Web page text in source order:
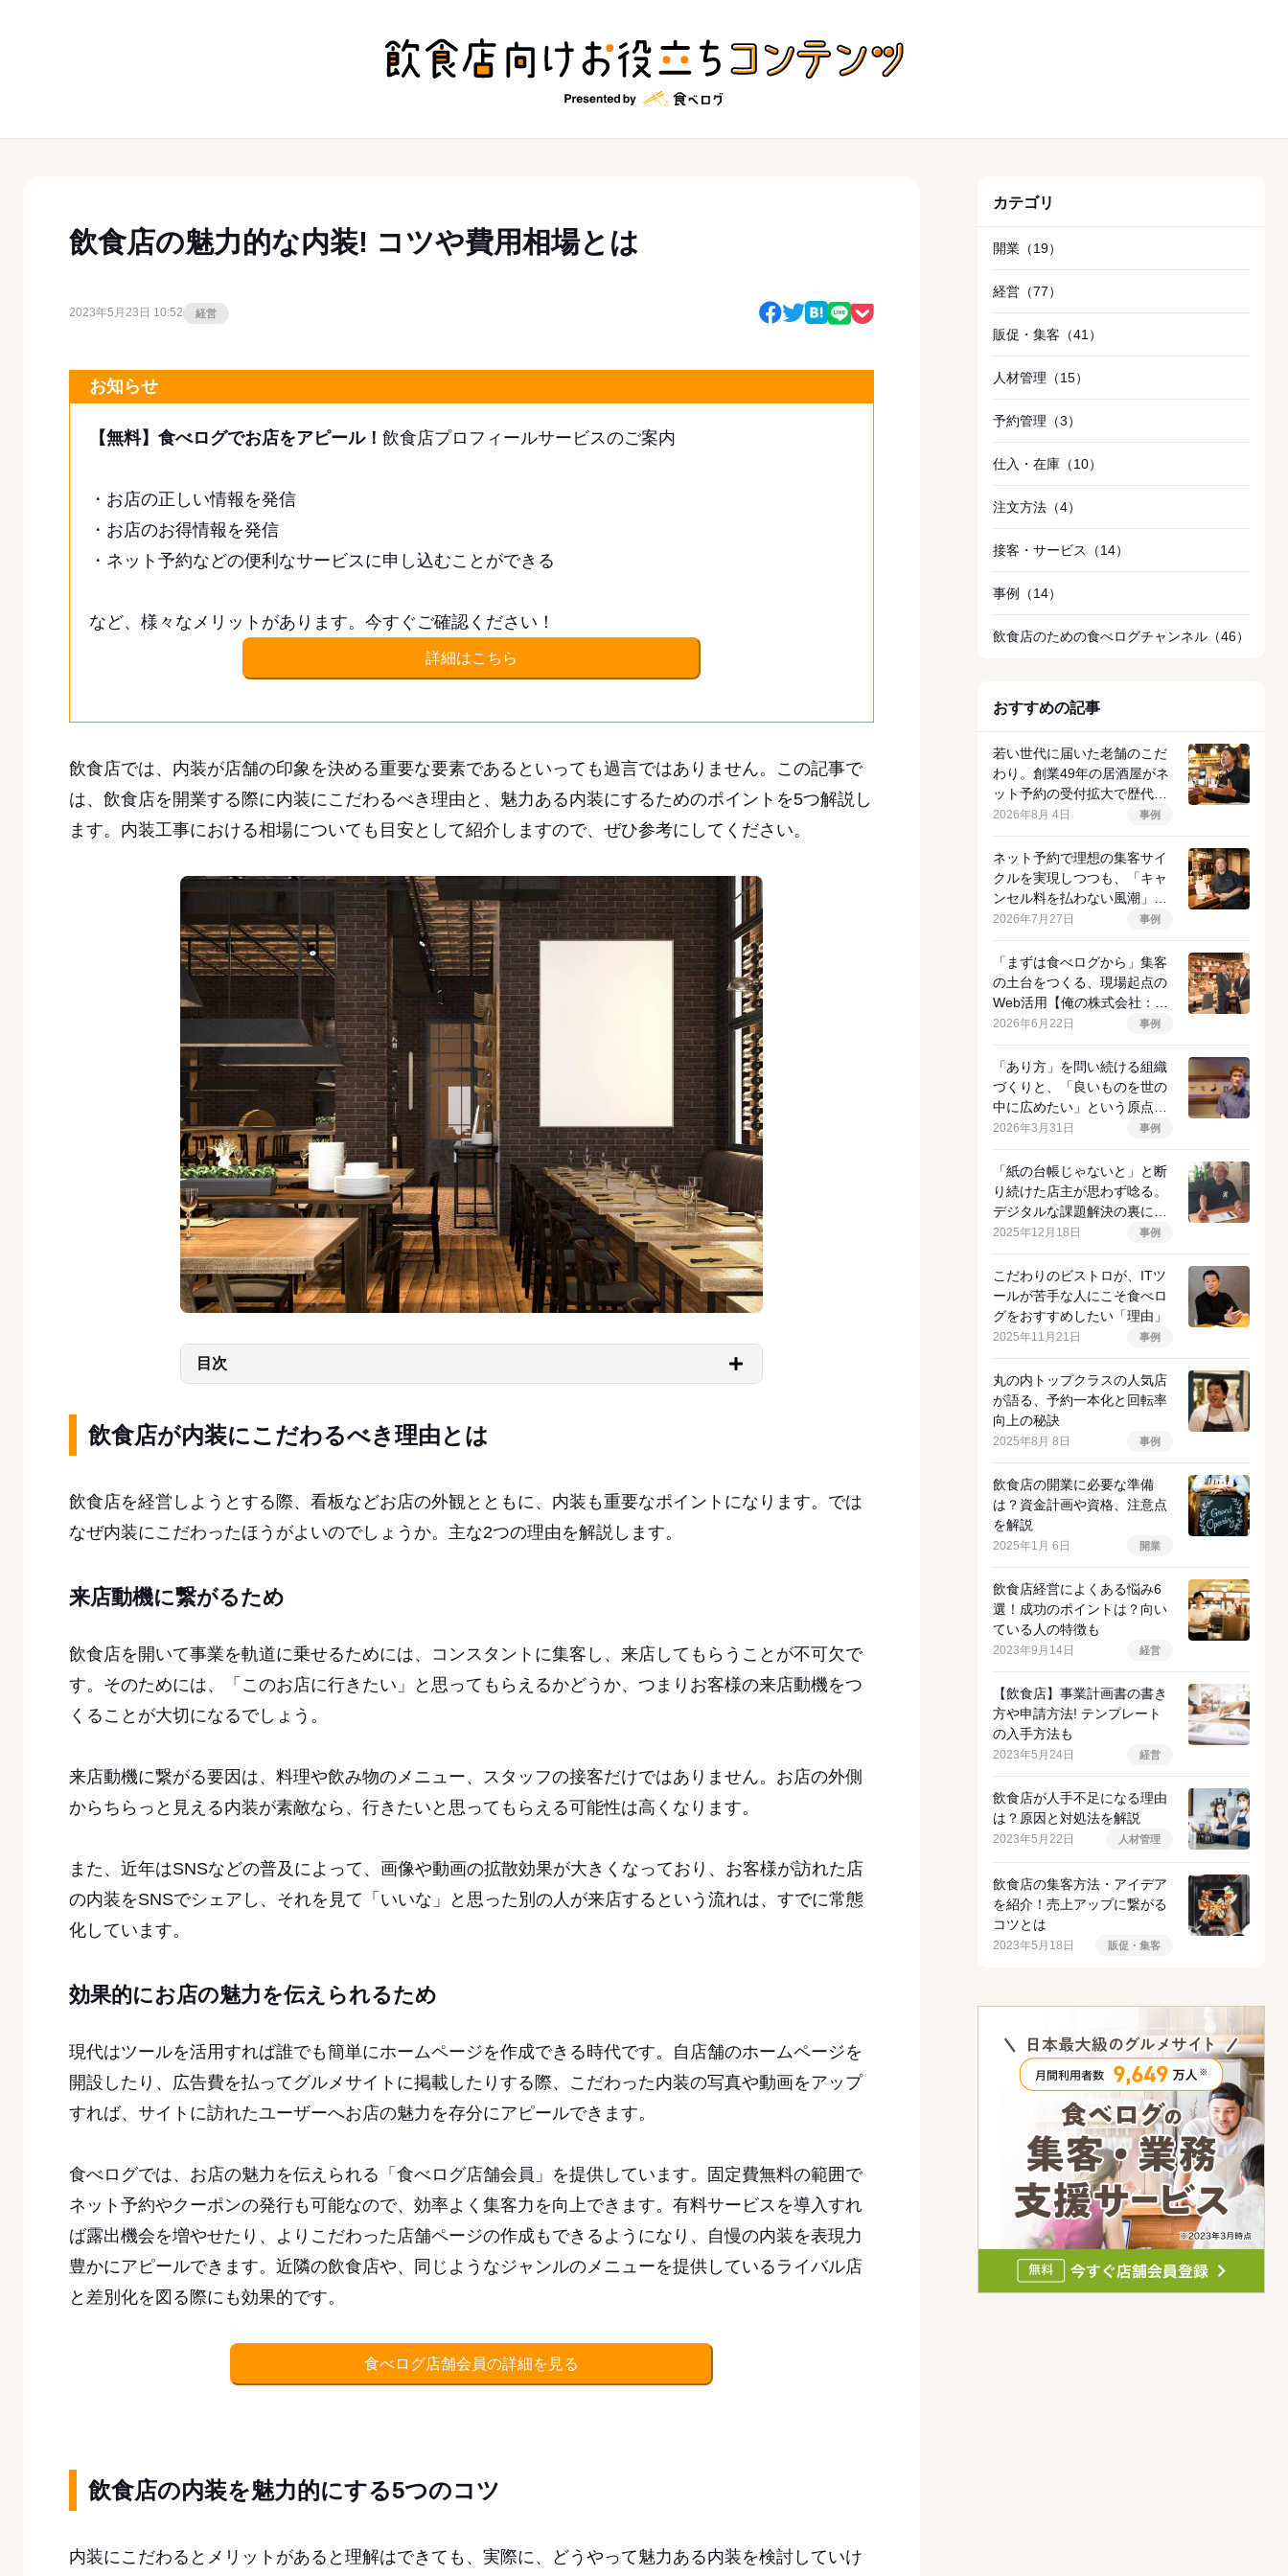
飲食店の魅力的な内装! コツや費用相場とは
2023年5月23日 10:52 経営
お知らせ
【無料】食べログでお店をアピール！ 飲食店プロフィールサービスのご案内
・お店の正しい情報を発信
・お店のお得情報を発信
・ネット予約などの便利なサービスに申し込むことができる
など、様々なメリットがあります。今すぐご確認ください！
詳細はこちら
飲食店では、内装が店舗の印象を決める重要な要素であるといっても過言ではありません。この記事で
は、飲食店を開業する際に内装にこだわるべき理由と、魅力ある内装にするためのポイントを5つ解説し
ます。内装工事における相場についても目安として紹介しますので、ぜひ参考にしてください。
目次
飲食店が内装にこだわるべき理由とは
飲食店を経営しようとする際、看板などお店の外観とともに、内装も重要なポイントになります。では
なぜ内装にこだわったほうがよいのでしょうか。主な2つの理由を解説します。
来店動機に繋がるため
飲食店を開いて事業を軌道に乗せるためには、コンスタントに集客し、来店してもらうことが不可欠で
す。そのためには、「このお店に行きたい」と思ってもらえるかどうか、つまりお客様の来店動機をつ
くることが大切になるでしょう。
来店動機に繋がる要因は、料理や飲み物のメニュー、スタッフの接客だけではありません。お店の外側
からちらっと見える内装が素敵なら、行きたいと思ってもらえる可能性は高くなります。
また、近年はSNSなどの普及によって、画像や動画の拡散効果が大きくなっており、お客様が訪れた店
の内装をSNSでシェアし、それを見て「いいな」と思った別の人が来店するという流れは、すでに常態
化しています。
効果的にお店の魅力を伝えられるため
現代はツールを活用すれば誰でも簡単にホームページを作成できる時代です。自店舗のホームページを
開設したり、広告費を払ってグルメサイトに掲載したりする際、こだわった内装の写真や動画をアップ
すれば、サイトに訪れたユーザーへお店の魅力を存分にアピールできます。
食べログでは、お店の魅力を伝えられる「食べログ店舗会員」を提供しています。固定費無料の範囲で
ネット予約やクーポンの発行も可能なので、効率よく集客力を向上できます。有料サービスを導入すれ
ば露出機会を増やせたり、よりこだわった店舗ページの作成もできるようになり、自慢の内装を表現力
豊かにアピールできます。近隣の飲食店や、同じようなジャンルのメニューを提供しているライバル店
と差別化を図る際にも効果的です。
食べログ店舗会員の詳細を見る
飲食店の内装を魅力的にする5つのコツ
内装にこだわるとメリットがあると理解はできても、実際に、どうやって魅力ある内装を検討していけ
カテゴリ
開業 （19）
経営 （77）
販促・集客 （41）
人材管理 （15）
予約管理 （3）
仕入・在庫 （10）
注文方法 （4）
接客・サービス （14）
事例 （14）
飲食店のための食べログチャンネル （46）
おすすめの記事
若い世代に届いた老舗のこだ
わり。創業49年の居酒屋がネ
ット予約の受付拡大で歴代ト
ップクラスの売上を達成した
2026年8月 4日 事例
ネット予約で理想の集客サイ
クルを実現しつつも、「キャ
ンセル料を払わない風潮」に
挑む店主の決意
2026年7月27日 事例
「まずは食べログから」集客
の土台をつくる、現場起点の
Web活用【俺の株式会社：イ
ンタビュー前編】
2026年6月22日 事例
「あり方」を問い続ける組織
づくりと、「良いものを世の
中に広めたい」という原点
【APODカンパニー：インタ
2026年3月31日 事例
「紙の台帳じゃないと」と断
り続けた店主が思わず唸る。
デジタルな課題解決の裏にあ
るアナログな物語
2025年12月18日 事例
こだわりのビストロが、ITツ
ールが苦手な人にこそ食べロ
グをおすすめしたい「理由」
2025年11月21日 事例
丸の内トップクラスの人気店
が語る、予約一本化と回転率
向上の秘訣
2025年8月 8日 事例
飲食店の開業に必要な準備
は？資金計画や資格、注意点
を解説
2025年1月 6日 開業
飲食店経営によくある悩み6
選！成功のポイントは？向い
ている人の特徴も
2023年9月14日 経営
【飲食店】事業計画書の書き
方や申請方法! テンプレート
の入手方法も
2023年5月24日 経営
飲食店が人手不足になる理由
は？原因と対処法を解説
2023年5月22日 人材管理
飲食店の集客方法・アイデア
を紹介！売上アップに繋がる
コツとは
2023年5月18日 販促・集客